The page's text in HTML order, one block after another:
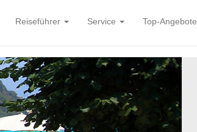
Reiseführer Service Top-Angebote